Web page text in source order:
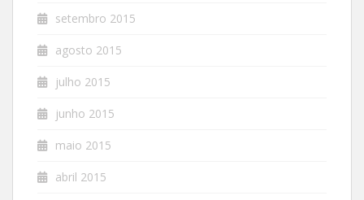
setembro 2015
agosto 2015
julho 2015
junho 2015
maio 2015
abril 2015